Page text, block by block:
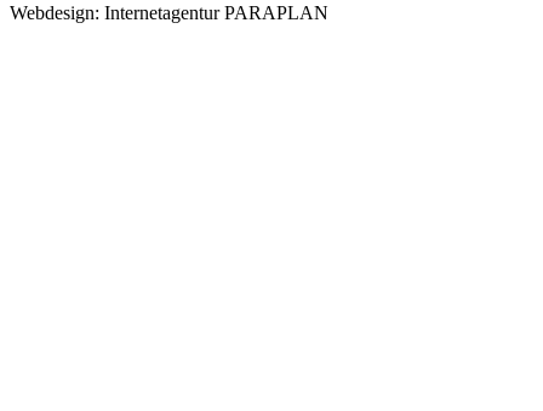
Webdesign: Internetagentur PARAPLAN